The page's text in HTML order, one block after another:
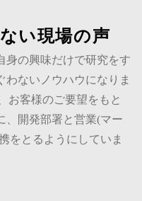
い現場の声
身の興味だけで研究をす
わないノウハウになりま
お客様のご要望をもと
、開発部署と営業(マー
をとるようにしていま